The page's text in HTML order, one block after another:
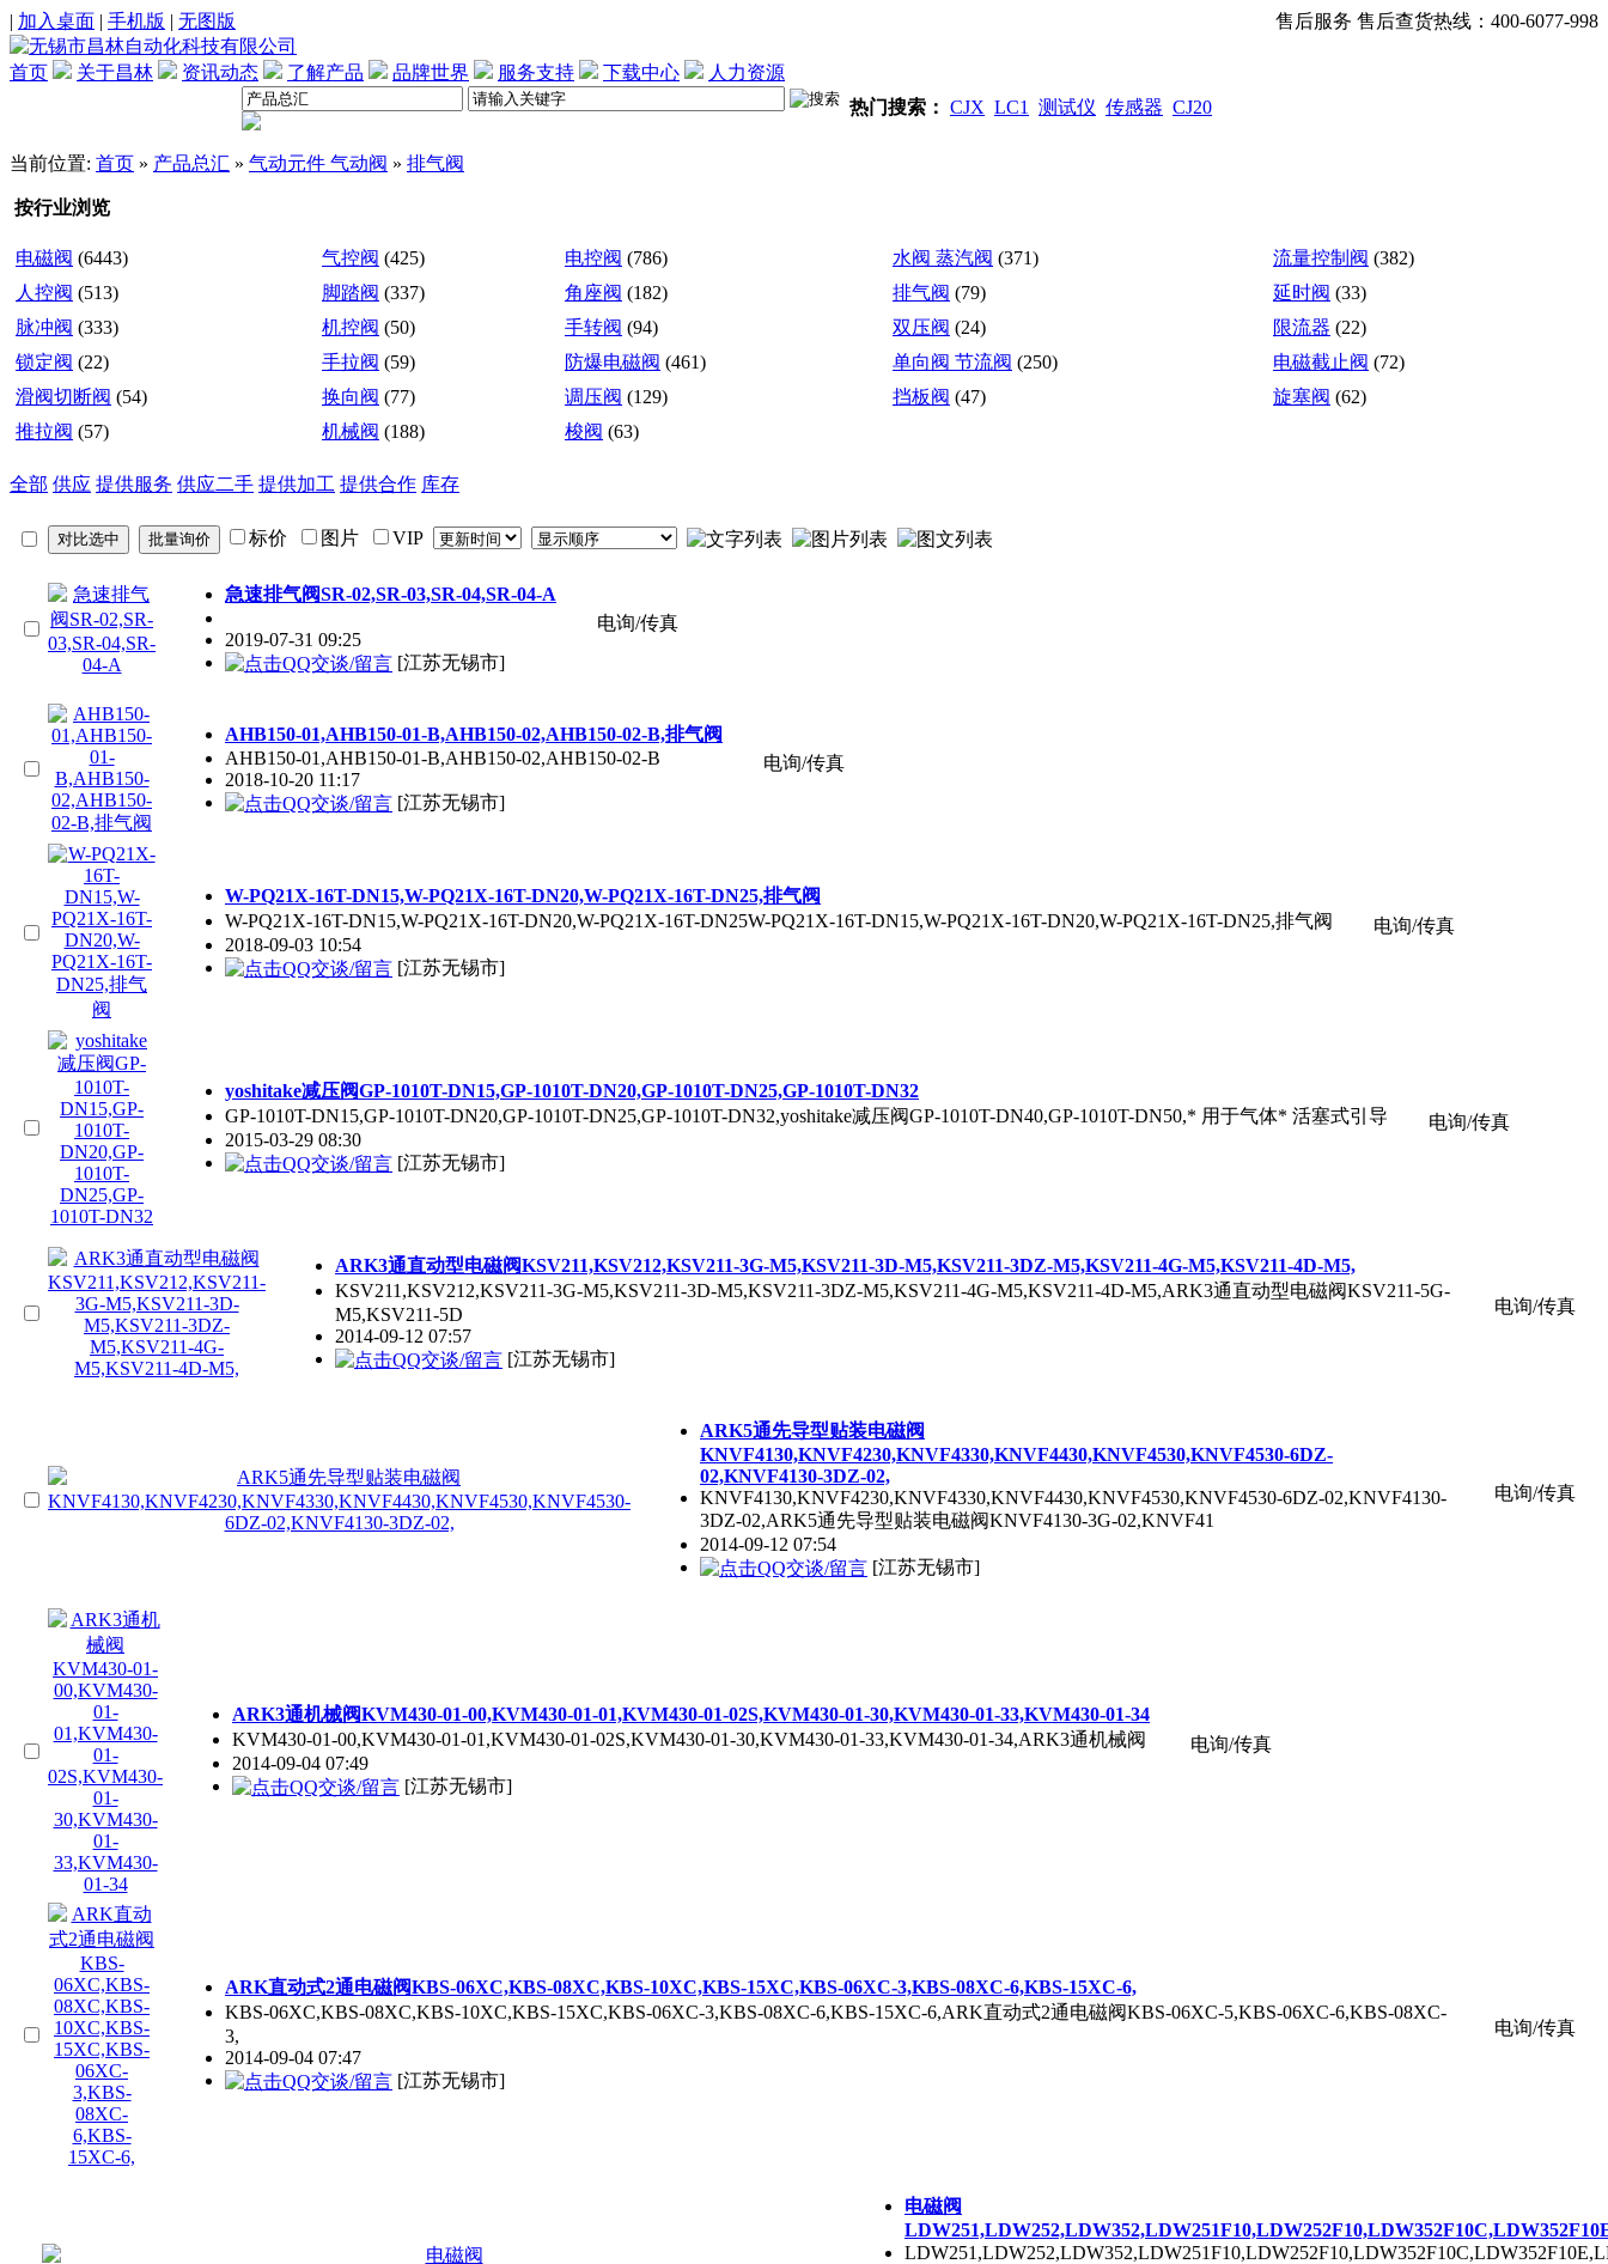
| 加入桌面 | 手机版 | 无图版 售后服务 售后查货热线：400-6077-998
首页 关于昌林 资讯动态 了解产品 品牌世界 服务支持 下载中心
人力资源
热门搜索： CJX LC1 测试仪 传感器 CJ20
当前位置: 首页 » 产品总汇 » 气动元件 气动阀 » 排气阀
按行业浏览
电磁阀 (6443) 气控阀 (425) 电控阀 (786) 水阀 蒸汽阀 (371) 流量控制阀 (382)
人控阀 (513) 脚踏阀 (337) 角座阀 (182) 排气阀 (79) 延时阀 (33)
脉冲阀 (333) 机控阀 (50) 手转阀 (94) 双压阀 (24) 限流器 (22)
锁定阀 (22) 手拉阀 (59) 防爆电磁阀 (461) 单向阀 节流阀 (250) 电磁截止阀 (72)
滑阀切断阀 (54) 换向阀 (77) 调压阀 (129) 挡板阀 (47) 旋塞阀 (62)
推拉阀 (57) 机械阀 (188) 梭阀 (63)
全部 供应 提供服务 供应二手 提供加工 提供合作 库存
标价 图片 VIP
急速排气阀SR-02,SR-03,SR-04,SR-04-A
2019-07-31 09:25
[江苏无锡市]
电询/传真
AHB150-01,AHB150-01-B,AHB150-02,AHB150-02-B,排气阀
AHB150-01,AHB150-01-B,AHB150-02,AHB150-02-B
2018-10-20 11:17
[江苏无锡市]
电询/传真
W-PQ21X-16T-DN15,W-PQ21X-16T-DN20,W-PQ21X-16T-DN25,排气阀
W-PQ21X-16T-DN15,W-PQ21X-16T-DN20,W-PQ21X-16T-DN25W-PQ21X-16T-DN15,W-PQ21X-16T-DN20,W-PQ21X-16T-DN25,排气阀
2018-09-03 10:54
[江苏无锡市]
电询/传真
yoshitake减压阀GP-1010T-DN15,GP-1010T-DN20,GP-1010T-DN25,GP-1010T-DN32
GP-1010T-DN15,GP-1010T-DN20,GP-1010T-DN25,GP-1010T-DN32,yoshitake减压阀GP-1010T-DN40,GP-1010T-DN50,* 用于气体* 活塞式引导
2015-03-29 08:30
[江苏无锡市]
电询/传真
ARK3通直动型电磁阀KSV211,KSV212,KSV211-3G-M5,KSV211-3D-M5,KSV211-3DZ-M5,KSV211-4G-M5,KSV211-4D-M5,
KSV211,KSV212,KSV211-3G-M5,KSV211-3D-M5,KSV211-3DZ-M5,KSV211-4G-M5,KSV211-4D-M5,ARK3通直动型电磁阀KSV211-5G-
M5,KSV211-5D
2014-09-12 07:57
[江苏无锡市]
电询/传真
ARK5通先导型贴装电磁阀
KNVF4130,KNVF4230,KNVF4330,KNVF4430,KNVF4530,KNVF4530-6DZ-
02,KNVF4130-3DZ-02,
KNVF4130,KNVF4230,KNVF4330,KNVF4430,KNVF4530,KNVF4530-6DZ-02,KNVF4130-
3DZ-02,ARK5通先导型贴装电磁阀KNVF4130-3G-02,KNVF41
2014-09-12 07:54
[江苏无锡市]
电询/传真
ARK3通机械阀KVM430-01-00,KVM430-01-01,KVM430-01-02S,KVM430-01-30,KVM430-01-33,KVM430-01-34
KVM430-01-00,KVM430-01-01,KVM430-01-02S,KVM430-01-30,KVM430-01-33,KVM430-01-34,ARK3通机械阀
2014-09-04 07:49
[江苏无锡市]
电询/传真
ARK直动式2通电磁阀KBS-06XC,KBS-08XC,KBS-10XC,KBS-15XC,KBS-06XC-3,KBS-08XC-6,KBS-15XC-6,
KBS-06XC,KBS-08XC,KBS-10XC,KBS-15XC,KBS-06XC-3,KBS-08XC-6,KBS-15XC-6,ARK直动式2通电磁阀KBS-06XC-5,KBS-06XC-6,KBS-08XC-
3,
2014-09-04 07:47
[江苏无锡市]
电询/传真
电磁阀